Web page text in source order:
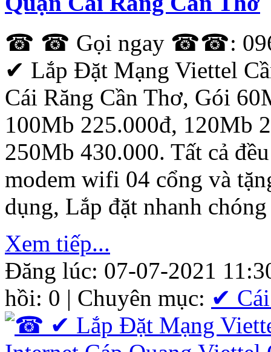
☎ ☎ Gọi ngay ☎☎:
✔‎ Lắp Đặt Mạng Viettel
Cái Răng Cần Thơ, Gói
100Mb 225.000đ, 120Mb
250Mb 430.000. Tất cả
modem wifi 04 cổng và
dụng, Lắp đặt nhanh
Xem tiếp...
Đăng lúc: 07-07-2021
hồi: 0 | Chuyên mục: ✔